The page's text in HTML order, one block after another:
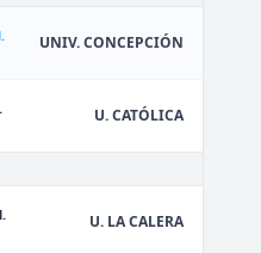
UNIV. CONCEPCIÓN
U. CATÓLICA
U. LA CALERA